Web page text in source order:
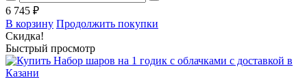
6 745 ₽
В корзину Продолжить покупки
Скидка!
Быстрый просмотр